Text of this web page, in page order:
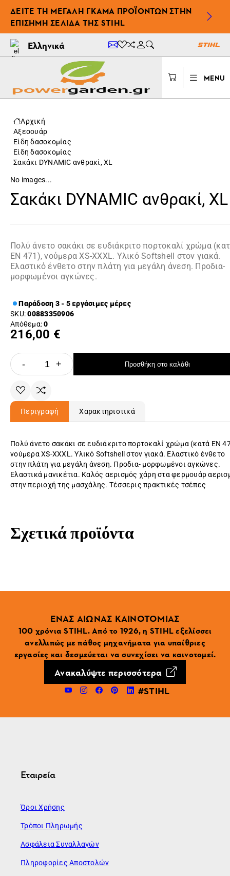
ΔΕΊΤΕ ΤΗ ΜΕΓΆΛΗ ΓΚΆΜΑ ΠΡΟΪΌΝΤΩΝ ΣΤΗΝ
ΕΠΊΣΗΜΗ ΣΕΛΊΔΑ ΤΗΣ STIHL
Ελληνικά
MENU
Αρχική
Αξεσουάρ
Είδη δασοκομίας
Είδη δασοκομίας
Σακάκι DYNAMIC ανθρακί, XL
No images...
Σακάκι DYNAMIC ανθρακί, XL
Πολύ άνετο σακάκι σε ευδιάκριτο πορτοκαλί χρώμα
EN 471), νούμερα XS-XXXL. Υλικό Softshell στον γιακά.
Ελαστικό ένθετο στην πλάτη για μεγάλη άνεση. Προδια-
μορφωμένοι αγκώνες.
Παράδοση 3 - 5 εργάσιμες μέρες
SKU:00883350906
Απόθεμα:0
216,00 €
- + Προσθήκη στο καλάθι
Περιγραφή Χαρακτηριστικά
Πολύ άνετο σακάκι σε ευδιάκριτο πορτοκαλί χρώμα (κατά EN
νούμερα XS-XXXL. Υλικό Softshell στον γιακά. Ελαστικό ένθετο
στην πλάτη για μεγάλη άνεση. Προδια- μορφωμένοι αγκώνες.
Ελαστικά μανικέτια. Καλός αερισμός χάρη στα φερμουάρ
στην περιοχή της μασχάλης. Τέσσερις πρακτικές τσέπες
Σχετικά προϊόντα
ΕΝΑΣ ΑΙΩΝΑΣ ΚΑΙΝΟΤΟΜΙΑΣ
100 χρόνια STIHL. Από το 1926, η STIHL εξελίσσει
ανελλιπώς με πάθος μηχανήματα για υπαίθριες
εργασίες και δεσμεύεται να συνεχίσει να καινοτομεί.
Ανακαλύψτε περισσότερα
#STIHL
Εταιρεία
Όροι Χρήσης
Τρόποι Πληρωμής
Ασφάλεια Συναλλαγών
Πληροφορίες Αποστολών